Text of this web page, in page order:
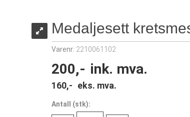
Medaljesett
Varenr: 2210061102
200,- ink. mva.
160,- eks. mva.
Antall (stk):